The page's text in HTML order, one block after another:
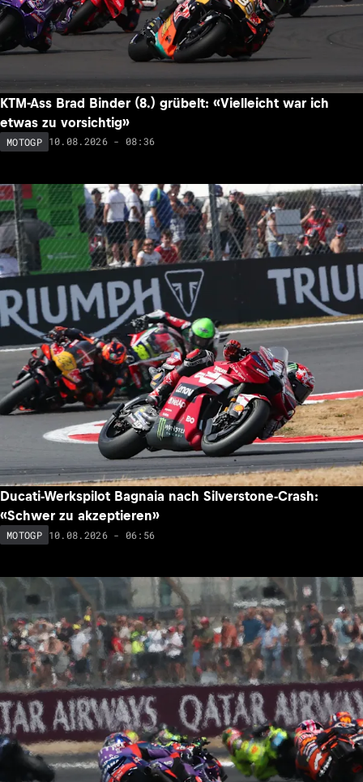
KTM-Ass Brad Binder (8.) grübelt: «Vielleicht war ich
etwas zu vorsichtig»
MOTOGP 10.08.2026 - 08:36
Ducati-Werkspilot Bagnaia nach Silverstone-Crash:
«Schwer zu akzeptieren»
MOTOGP 10.08.2026 - 06:56